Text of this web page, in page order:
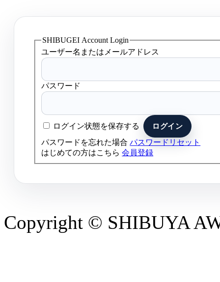
SHIBUGEI Account Login
ユーザー名またはメールアドレス
パスワード
ログイン状態を保存する
パスワードを忘れた場合パスワードリセット
はじめての方はこちら会員登録
Copyright © SHIBUYA